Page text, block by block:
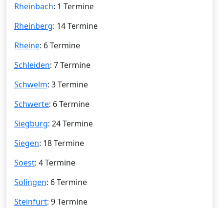
Rheinbach: 1 Termine
Rheinberg: 14 Termine
Rheine: 6 Termine
Schleiden: 7 Termine
Schwelm: 3 Termine
Schwerte: 6 Termine
Siegburg: 24 Termine
Siegen: 18 Termine
Soest: 4 Termine
Solingen: 6 Termine
Steinfurt: 9 Termine